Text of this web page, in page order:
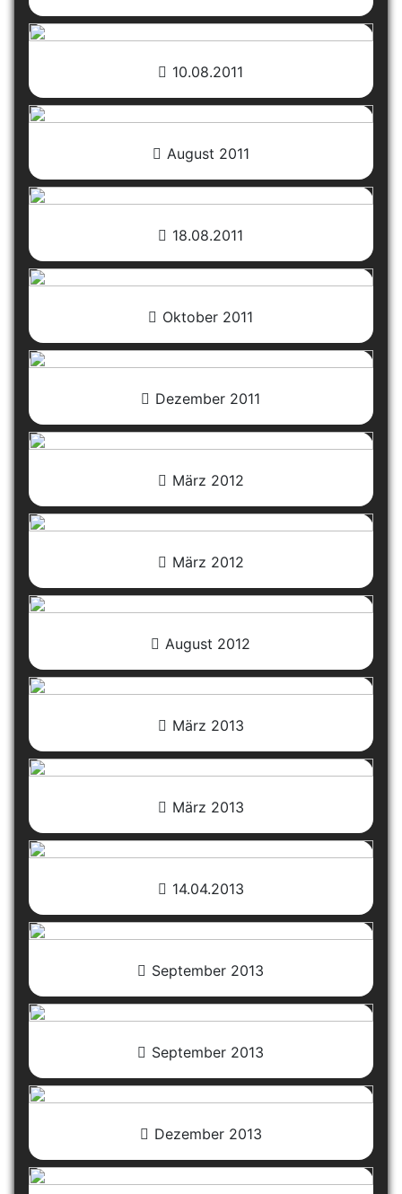
10.08.2011
August 2011
18.08.2011
Oktober 2011
Dezember 2011
März 2012
März 2012
August 2012
März 2013
März 2013
14.04.2013
September 2013
September 2013
Dezember 2013